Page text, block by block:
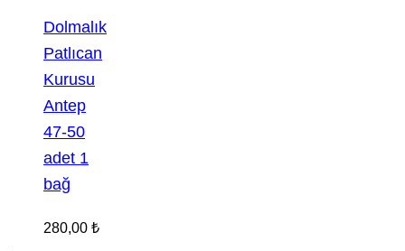
Dolmalık
Patlıcan
Kurusu
Antep
47-50
adet 1
bağ
280,00 ₺